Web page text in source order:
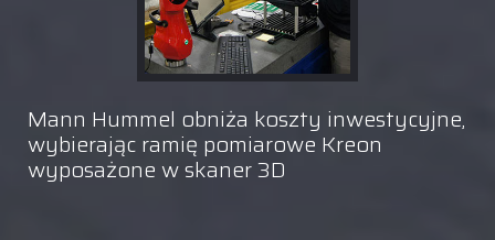
Mann Hummel obniża koszty inwestycyjne,
wybierając ramię pomiarowe Kreon
wyposażone w skaner 3D